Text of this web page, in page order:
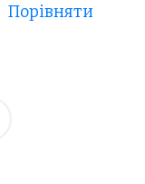
Порівняти